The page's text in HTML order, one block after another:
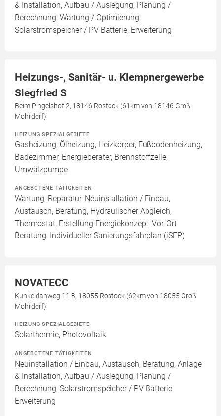
& Installation, Aufbau / Auslegung, Planung /
Berechnung, Wartung / Optimierung,
Solarstromspeicher / PV Batterie, Erweiterung
Heizungs-, Sanitär- u. Klempnergewerbe
Siegfried S
Beim Pingelshof 2, 18146 Rostock (61km von 18146 Groß
Mohrdorf)
HEIZUNG SPEZIALGEBIETE
Gasheizung, Ölheizung, Heizkörper, Fußbodenheizung,
Badezimmer, Energieberater, Brennstoffzelle,
Umwälzpumpe
ANGEBOTENE TÄTIGKEITEN
Wartung, Reparatur, Neuinstallation / Einbau,
Austausch, Beratung, Hydraulischer Abgleich,
Thermostat, Erstellung Energiekonzept, Vor-Ort
Beratung, Individueller Sanierungsfahrplan (iSFP)
NOVATECC
Kunkeldanweg 11 B, 18055 Rostock (62km von 18055 Groß
Mohrdorf)
HEIZUNG SPEZIALGEBIETE
Solarthermie, Photovoltaik
ANGEBOTENE TÄTIGKEITEN
Neuinstallation / Einbau, Austausch, Beratung, Anlage
& Installation, Aufbau / Auslegung, Planung /
Berechnung, Solarstromspeicher / PV Batterie,
Erweiterung